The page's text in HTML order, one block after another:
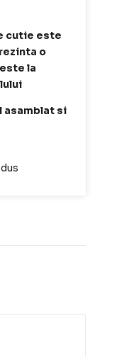
cutie este
o
la
asamblat si